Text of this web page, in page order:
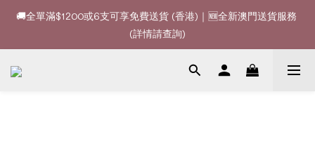
🚚全單滿$1200或6支可享免費送貨 (香港)｜🆕全新澳門送貨服務
(詳情請查詢)
(詳情請查詢)
你的最佳婚宴酒酒商